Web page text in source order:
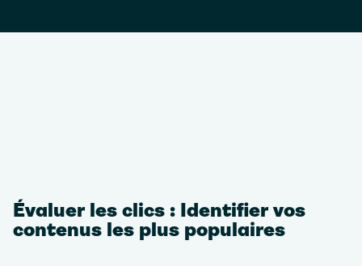
Évaluer les clics : Identifier vos
contenus les plus populaires